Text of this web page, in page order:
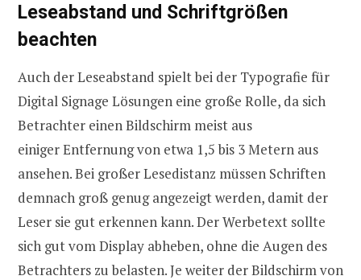
Leseabstand und Schriftgrößen
beachten
Auch der Leseabstand spielt bei der Typografie für
Digital Signage Lösungen eine große Rolle, da sich
Betrachter einen Bildschirm meist aus
einiger Entfernung von etwa 1,5 bis 3 Metern aus
ansehen. Bei großer Lesedistanz müssen Schriften
demnach groß genug angezeigt werden, damit der
Leser sie gut erkennen kann. Der Werbetext sollte
sich gut vom Display abheben, ohne die Augen des
Betrachters zu belasten. Je weiter der Bildschirm von